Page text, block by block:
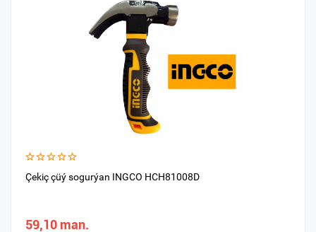
Çekiç çüý sogurýan INGCO HCH81008D
59,10 man.